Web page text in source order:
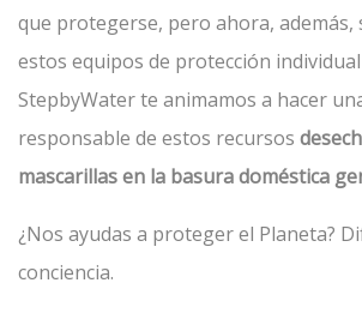
que protegerse, pero ahora, además,
estos equipos de protección
StepbyWater te animamos a hacer
responsable de estos recursos
mascarillas en la basura doméstica
¿Nos ayudas a proteger el Planeta?
conciencia.